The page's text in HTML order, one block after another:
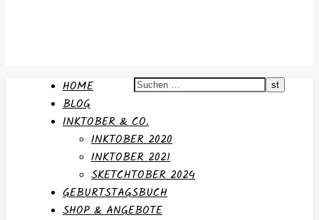
HOME
BLOG
INKTOBER & CO.
INKTOBER 2020
INKTOBER 2021
SKETCHTOBER 2024
GEBURTSTAGSBUCH
SHOP & ANGEBOTE